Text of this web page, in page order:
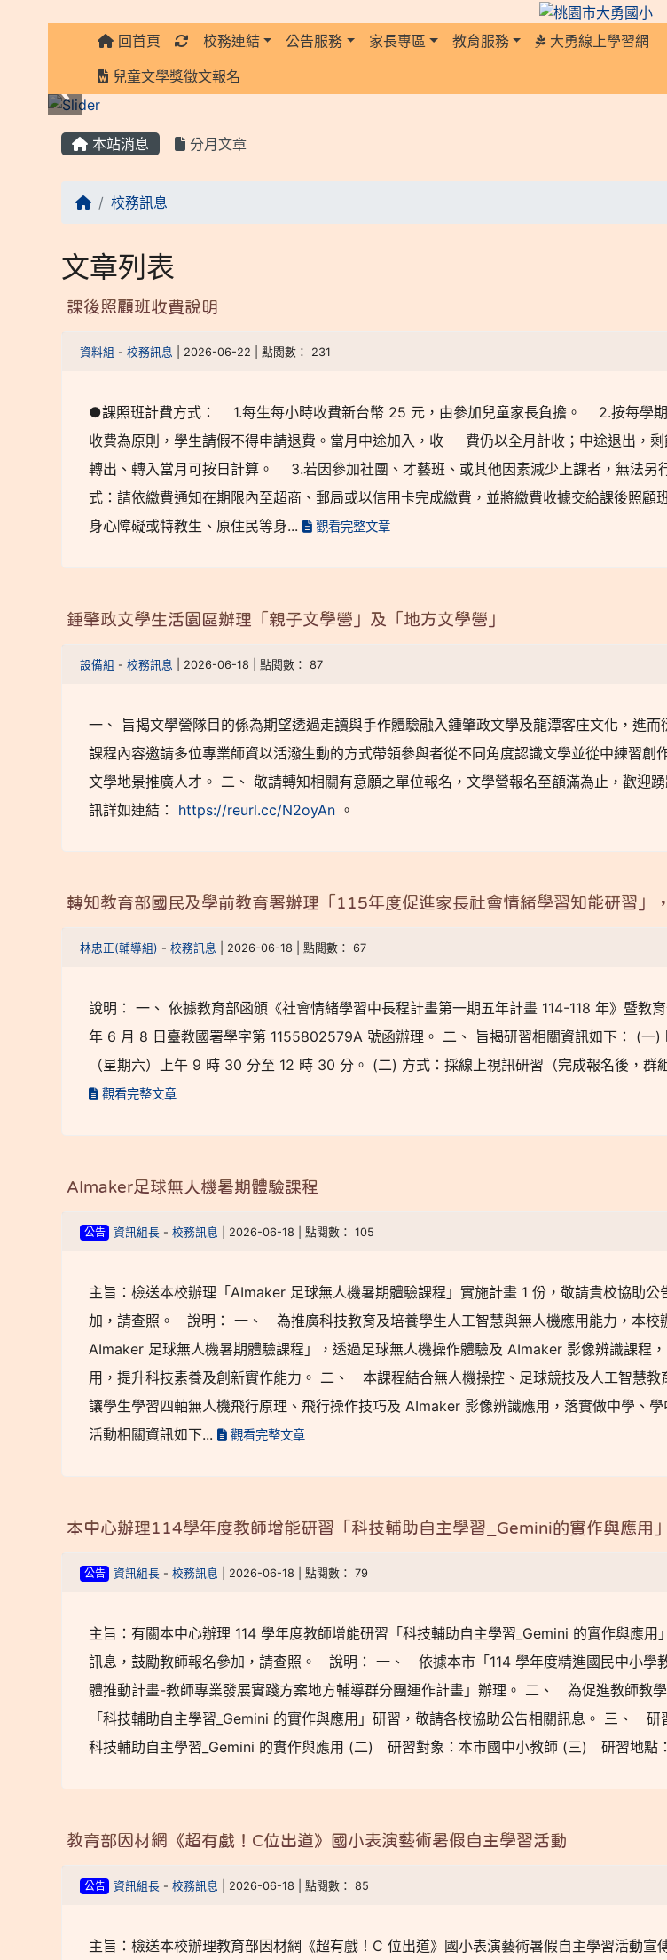
回首頁 校務連結 公告服務 家長專區 教育服務 大勇線上學習網
兒童文學獎徵文報名
本站消息 分月文章
校務訊息
文章列表
課後照顧班收費說明
資料組 - 校務訊息 | 2026-06-22 | 點閱數： 231
●課照班計費方式： 1.每生每小時收費新台幣 25 元，由參加兒童家長負擔。 2.按每學期
收費為原則，學生請假不得申請退費。當月中途加入，收 費仍以全月計收；中途退出，剩
轉出、轉入當月可按日計算。 3.若因參加社團、才藝班、或其他因素減少上課者，無法另
式：請依繳費通知在期限內至超商、郵局或以信用卡完成繳費，並將繳費收據交給課後照顧
身心障礙或特教生、原住民等身...
觀看完整文章
鍾肇政文學生活園區辦理「親子文學營」及「地方文學營」
設備組 - 校務訊息 | 2026-06-18 | 點閱數： 87
一、 旨揭文學營隊目的係為期望透過走讀與手作體驗融入鍾肇政文學及龍潭客庄文化，進而
課程內容邀請多位專業師資以活潑生動的方式帶領參與者從不同角度認識文學並從中練習創
文學地景推廣人才。 二、 敬請轉知相關有意願之單位報名，文學營報名至額滿為止，歡迎
訊詳如連結： https://reurl.cc/N2oyAn。
轉知教育部國民及學前教育署辦理「115年度促進家長社會情緒學習知能研習」
林忠正(輔導組) - 校務訊息 | 2026-06-18 | 點閱數： 67
說明： 一、 依據教育部函頒《社會情緒學習中長程計畫第一期五年計畫 114-118 年》暨教
年 6 月 8 日臺教國署學字第 1155802579A 號函辦理。 二、 旨揭研習相關資訊如下： (一)
（星期六）上午 9 時 30 分至 12 時 30 分。 (二) 方式：採線上視訊研習（完成報名後，群
觀看完整文章
AImaker足球無人機暑期體驗課程
公告 資訊組長 -校務訊息 | 2026-06-18 | 點閱數： 105
主旨：檢送本校辦理「AImaker 足球無人機暑期體驗課程」實施計畫 1 份，敬請貴校協助公
加，請查照。 說明： 一、 為推廣科技教育及培養學生人工智慧與無人機應用能力，本校
AImaker 足球無人機暑期體驗課程」，透過足球無人機操作體驗及 AImaker 影像辨識課程
用，提升科技素養及創新實作能力。 二、 本課程結合無人機操控、足球競技及人工智慧教
讓學生學習四軸無人機飛行原理、飛行操作技巧及 AImaker 影像辨識應用，落實做中學、
活動相關資訊如下...
觀看完整文章
本中心辦理114學年度教師增能研習「科技輔助自主學習_Gemini的實作與應用」
公告 資訊組長 -校務訊息 | 2026-06-18 | 點閱數： 79
主旨：有關本中心辦理 114 學年度教師增能研習「科技輔助自主學習_Gemini 的實作與應用
訊息，鼓勵教師報名參加，請查照。 說明： 一、 依據本市「114 學年度精進國民中小學
體推動計畫-教師專業發展實踐方案地方輔導群分團運作計畫」辦理。 二、 為促進教師教
「科技輔助自主學習_Gemini 的實作與應用」研習，敬請各校協助公告相關訊息。 三、
科技輔助自主學習_Gemini 的實作與應用 (二) 研習對象：本市國中小教師 (三) 研習地點
教育部因材網《超有戲！C位出道》國小表演藝術暑假自主學習活動
公告 資訊組長 -校務訊息 | 2026-06-18 | 點閱數： 85
主旨：檢送本校辦理教育部因材網《超有戲！C 位出道》國小表演藝術暑假自主學習活動宣